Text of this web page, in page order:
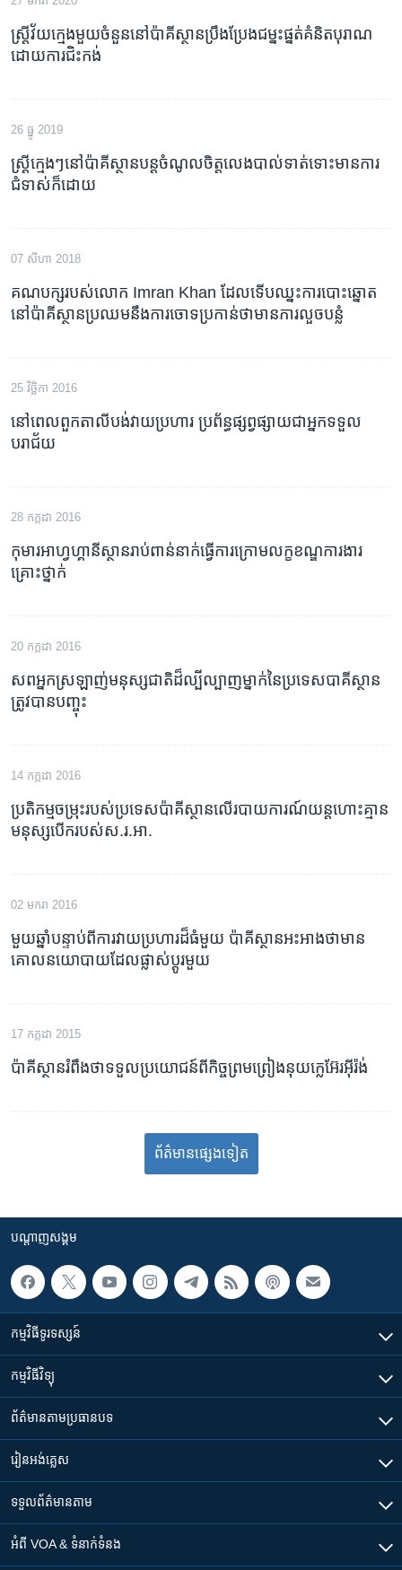
ស្ត្រី​វ័យ​ក្មេង​មួយ​ចំនួន​នៅ​ប៉ាគីស្ថាន​ប្រឹងប្រែង​ជម្នះ​ផ្នត់​គំនិត​បុរាណ​
ដោយ​ការ​ជិះ​កង់
26 ធ្នូ 2019
ស្ត្រី​ក្មេងៗ​នៅ​ប៉ាគីស្ថាន​បន្ត​ចំណូល​ចិត្ត​លេង​បាល់​ទាត់​ទោះ​មាន​ការ​
ជំទាស់​ក៏​ដោយ
07 សីហា 2018
គណបក្ស​របស់​លោក Imran Khan ដែល​ទើប​ឈ្នះ​ការ​បោះ​ឆ្នោត​
នៅ​ប៉ាគីស្ថាន​ប្រឈម​នឹង​ការ​ចោទ​ប្រកាន់​ថា​មាន​ការ​លួច​បន្លំ
25 វិច្ឆិកា 2016
នៅ​ពេល​​ពួកតាលីបង់​វាយ​ប្រហារ​ ប្រព័ន្ធ​ផ្សព្វផ្សាយ​ជា​អ្នក​ទទួល​
បរាជ័យ
28 កក្កដា 2016
កុមារ​អាហ្វហ្គានីស្ថាន​រាប់ពាន់​នាក់​ធ្វើការ​ក្រោម​លក្ខខណ្ឌ​ការងារ​
គ្រោះថ្នាក់​
20 កក្កដា 2016
សព​អ្នក​ស្រឡាញ់​មនុស្ស​ជាតិ​ដ៏​ល្បីល្បាញ​ម្នាក់​នៃ​ប្រទេស​បាគីស្ថាន​​
ត្រូវ​បាន​បញ្ចុះ
14 កក្កដា 2016
ប្រតិកម្ម​ចម្រុះ​របស់​ប្រទេស​ប៉ាគីស្ថាន​លើរបាយ​ការណ៍​យន្តហោះ​គ្មាន
មនុស្ស​បើករបស់​ស.រ.អា.
02 មករា 2016
មួយ​ឆ្នាំ​បន្ទាប់​ពី​ការ​វាយប្រហារ​ដ៏​ធំ​មួយ ប៉ាគីស្ថាន​អះអាង​ថា​មាន​
គោលនយោបាយ​ដែល​ផ្លាស់ប្តូរ​មួយ
17 កក្កដា 2015
ប៉ាគីស្ថាន​រំពឹង​ថា​ទទួល​ប្រយោជន៍​ពី​កិច្ចព្រមព្រៀង​នុយក្លេអ៊ែរ​អ៊ីរ៉ង់
ព័ត៌មាន​​​​​​ផ្សេង​​​ទៀត
បណ្តាញ​សង្គម
កម្មវិធី​ទូរទស្សន៍
កម្មវិធី​វិទ្យុ
ព័ត៌មាន​តាមប្រធានបទ​
រៀន​​អង់គ្លេស
ទទួល​ព័ត៌មាន​តាម
អំពី​ VOA & ទំនាក់ទំនង